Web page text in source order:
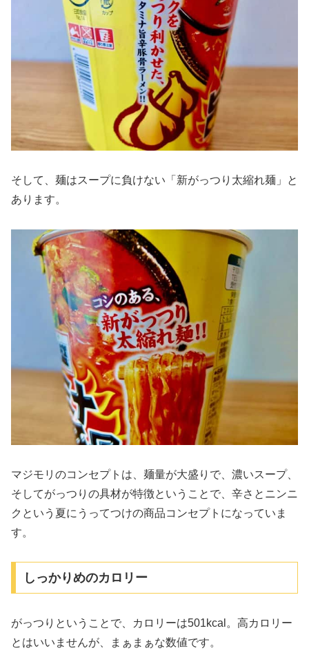
そして、麺はスープに負けない「新がっつり太縮れ麺」と
あります。
マジモリのコンセプトは、麺量が大盛りで、濃いスープ、
そしてがっつりの具材が特徴ということで、辛さとニンニ
クという夏にうってつけの商品コンセプトになっていま
す。
しっかりめのカロリー
がっつりということで、カロリーは501kcal。高カロリー
とはいいませんが、まぁまぁな数値です。